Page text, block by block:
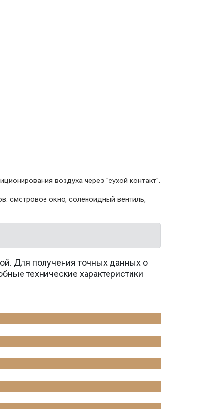
воздуха через "сухой контакт".
смотровое окно, соленоидный вентиль,
Для получения точных данных о
технические характеристики